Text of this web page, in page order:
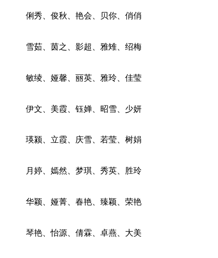
俐秀、俊秋、艳会、贝你、俏俏
雪茹、茵之、影超、雅雉、绍梅
敏绫、娅馨、丽英、雅玲、佳莹
伊文、美霞、钰婵、昭雪、少妍
瑛颍、立霞、庆雪、若莹、树娟
月婷、嫣然、梦琪、秀英、胜玲
华颖、娅菁、春艳、臻颖、荣艳
琴艳、怡源、倩霖、卓燕、大美